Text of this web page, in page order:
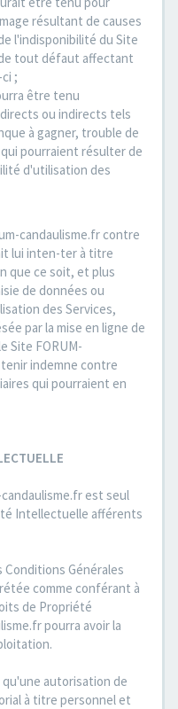
résultant de causes
l'indisponibilité du Site
de tout défaut affectant
;
être tenu
ou indirects tels
à gagner, trouble de
pourraient résulter de
d'utilisation des
candaulisme.fr contre
lui inten-ter à titre
que ce soit, et plus
de données ou
des Services,
par la mise en ligne de
Site FORUM-
tenir indemne contre
qui pourraient en
est seul
Intellectuelle afférents
Générales
comme conférant à
de Propriété
pourra avoir la
autorisation de
à titre personnel et